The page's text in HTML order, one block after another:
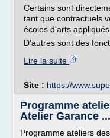
Certains sont
tant que contractuels
écoles d'arts appliqués
D'autres sont des
Lire la suite
Site : https://
Programme
Atelier Garance ...
Programme ateliers